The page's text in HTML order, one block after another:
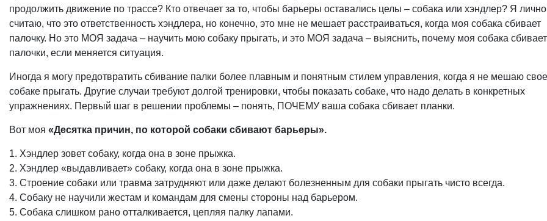
продолжить движение по трассе? Кто отвечает за то, чтобы барьеры оставались целы – собака или хэндлер? Я лично
считаю, что это ответственность хэндлера, но конечно, это мне не мешает расстраиваться, когда моя собака сбивает
палочку. Но это МОЯ задача – научить мою собаку прыгать, и это МОЯ задача – выяснить, почему моя собака сбивает
палочки, если меняется ситуация.
Иногда я могу предотвратить сбивание палки более плавным и понятным стилем управления, когда я не мешаю
собаке прыгать. Другие случаи требуют долгой тренировки, чтобы показать собаке, что надо делать в конкретных
упражнениях. Первый шаг в решении проблемы – понять, ПОЧЕМУ ваша собака сбивает планки.
Вот моя «Десятка причин, по которой собаки сбивают барьеры».
1. Хэндлер зовет собаку, когда она в зоне прыжка.
2. Хэндлер «выдавливает» собаку, когда она в зоне прыжка.
3. Строение собаки или травма затрудняют или даже делают болезненным для собаки прыгать чисто всегда.
4. Собаку не научили жестам и командам для смены стороны над барьером.
5. Собака слишком рано отталкивается, цепляя палку лапами.